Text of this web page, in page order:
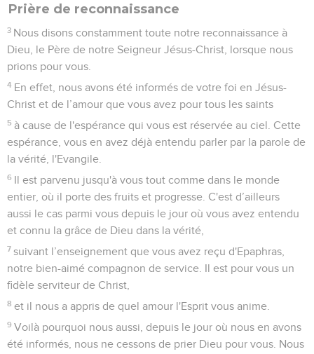
Prière de reconnaissance
3 Nous disons constamment toute notre reconnaissance à
Dieu, le Père de notre Seigneur Jésus-Christ, lorsque nous
prions pour vous.
4 En effet, nous avons été informés de votre foi en Jésus-
Christ et de l’amour que vous avez pour tous les saints
5 à cause de l'espérance qui vous est réservée au ciel. Cette
espérance, vous en avez déjà entendu parler par la parole de
la vérité, l'Evangile.
6 Il est parvenu jusqu'à vous tout comme dans le monde
entier, où il porte des fruits et progresse. C'est d’ailleurs
aussi le cas parmi vous depuis le jour où vous avez entendu
et connu la grâce de Dieu dans la vérité,
7 suivant l’enseignement que vous avez reçu d'Epaphras,
notre bien-aimé compagnon de service. Il est pour vous un
fidèle serviteur de Christ,
8 et il nous a appris de quel amour l'Esprit vous anime.
9 Voilà pourquoi nous aussi, depuis le jour où nous en avons
été informés, nous ne cessons de prier Dieu pour vous. Nous